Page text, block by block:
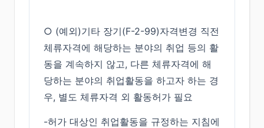
○ (예외)기타 장기(F-2-99)자격변경 직전
체류자격에 해당하는 분야의 취업 등의 활
동을 계속하지 않고, 다른 체류자격에 해
당하는 분야의 취업활동을 하고자 하는 경
우, 별도 체류자격 외 활동허가 필요
-허가 대상인 취업활동을 규정하는 지침에